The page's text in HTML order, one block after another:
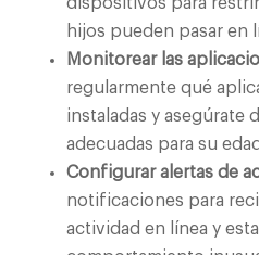
hijos pueden pasar en
Monitorear las
regularmente qué
instaladas y asegúrate
adecuadas para su
Configurar alertas de
notificaciones para
actividad en línea y